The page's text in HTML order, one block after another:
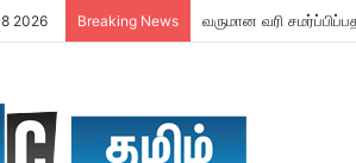
2026 Breaking News வருமான வரி